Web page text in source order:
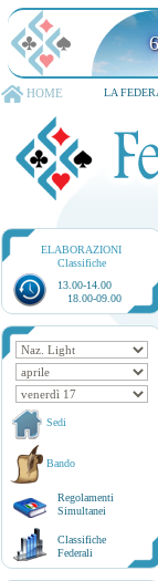
HOME LA
ELABORAZIONI
Classifiche
13.00-14.00
18.00-09.00
Sedi
Bando
Regolamenti
Simultanei
Classifiche
Federali